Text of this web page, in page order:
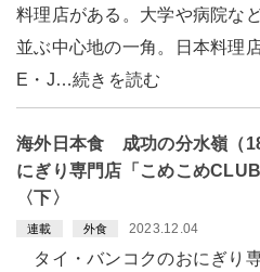
料理店がある。大学や病院な
並ぶ中心地の一角。日本料理
E・J…続きを読む
海外日本食 成功の分水嶺（
にぎり専門店「こめこめCLUB
〈下〉
連載 外食 2023.12.04
タイ・バンコクのおにぎり